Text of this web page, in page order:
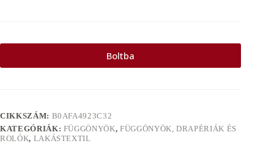
Boltba
CIKKSZÁM: B0AFA4923C32
KATEGÓRIÁK: FÜGGÖNYÖK, FÜGGÖNYÖK, DRAPÉRIÁK ÉS
ROLÓK, LAKÁSTEXTIL